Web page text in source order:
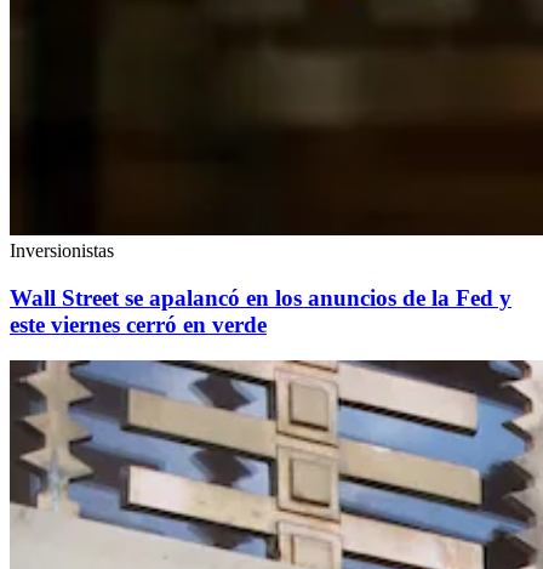
Inversionistas
Wall Street se apalancó en los anuncios de la Fed y
este viernes cerró en verde